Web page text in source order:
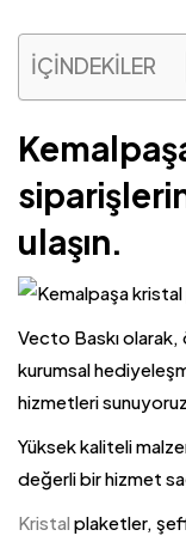
İÇİNDEKİLER
ulaşın.
Vecto Baskı
kurumsal
hizmetleri
Yüksek kaliteli
değerli bir hizmet
Kristal plaketler,